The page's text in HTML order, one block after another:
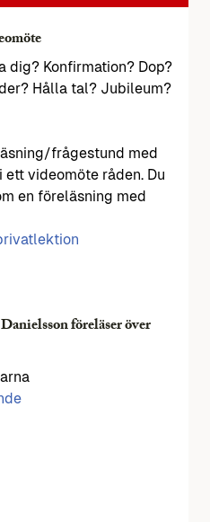
dig? Konfirmation? Dop?
Hålla tal? Jubileum?
frågestund med
ett videomöte råden. Du
en föreläsning med
föreläser över